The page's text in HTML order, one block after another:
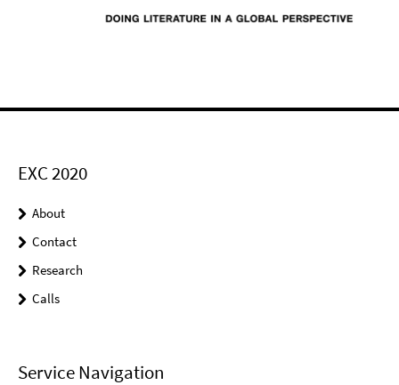
EXC 2020
About
Contact
Research
Calls
Service Navigation